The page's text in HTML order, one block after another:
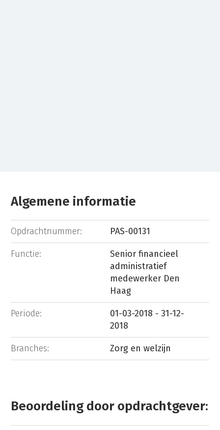
Algemene informatie
Opdrachtnummer: PAS-00131
Functie:
Senior financieel
administratief
medewerker Den
Haag
Periode:
01-03-2018 - 31-12-
2018
Branches: Zorg en welzijn
Beoordeling door opdrachtgever: